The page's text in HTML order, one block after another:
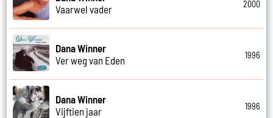
Vaarwel vader
2000
Dana Winner
Ver weg van Eden
1996
Dana Winner
Vijftien jaar
1996